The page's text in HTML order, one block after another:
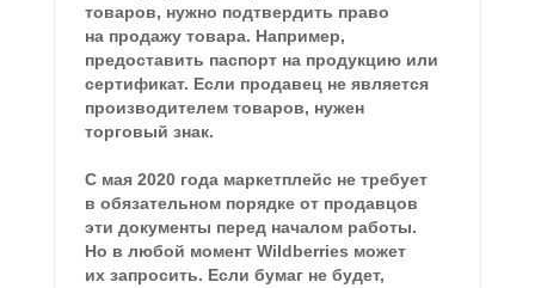
товаров, нужно подтвердить право
на продажу товара. Например,
предоставить паспорт на продукцию или
сертификат. Если продавец не является
производителем товаров, нужен
торговый знак.
С мая 2020 года маркетплейс не требует
в обязательном порядке от продавцов
эти документы перед началом работы.
Но в любой момент Wildberries может
их запросить. Если бумаг не будет,